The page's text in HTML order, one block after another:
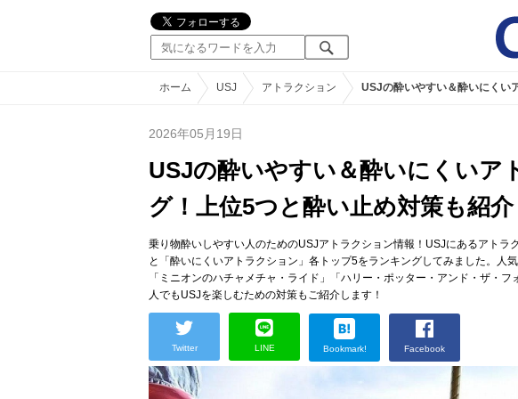
ホーム USJ アトラクション USJの酔いやすい＆酔いにくい
2026年05月19日
USJの酔いやすい＆酔いにくいア
グ！上位5つと酔い止め対策も紹介
乗り物酔いしやすい人のためのUSJアトラクション情報！USJにあるアトラ
と「酔いにくいアトラクション」各トップ5をランキングしてみました。人
「ミニオンのハチャメチャ・ライド」「ハリー・ポッター・アンド・ザ・
人でもUSJを楽しむための対策もご紹介します！
Twitter LINE Bookmark! Facebook